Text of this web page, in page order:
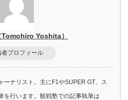
Yoshita）
者プロフィール
ーナリスト。主にF1やSUPER GT、ス
を行います。観戦塾での記事執筆は